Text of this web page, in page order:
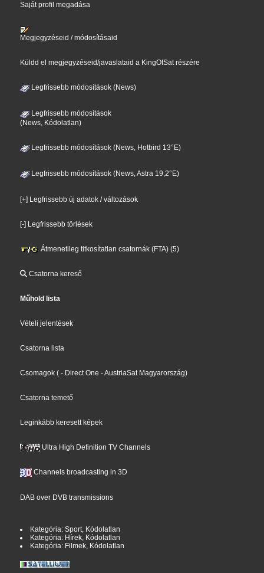
Saját profil megadása
Megjegyzéseid / módosításaid
Küldd el megjegyzéseid/javaslataid a KingOfSat részére
Legfrissebb módosítások (News)
Legfrissebb módosítások
(News, Kódolatlan)
Legfrissebb módosítások (News, Hotbird 13°E)
Legfrissebb módosítások (News, Astra 19,2°E)
[+] Legfrissebb új adatok / változások
[-] Legfrissebb törlések
Átmenetileg titkosítatlan csatornák (FTA) (5)
Csatorna kereső
Műhold lista
Vételi jelentések
Csatorna lista
Csomagok (- Direct One - AustriaSat Magyarország)
Csatorna temető
Leginkább keresett képek
Ultra High Definition TV Channels
Channels broadcasting in 3D
DAB over DVB transmissions
Kategória: Sport, Kódolatlan
Kategória: Hírek, Kódolatlan
Kategória: Filmek, Kódolatlan